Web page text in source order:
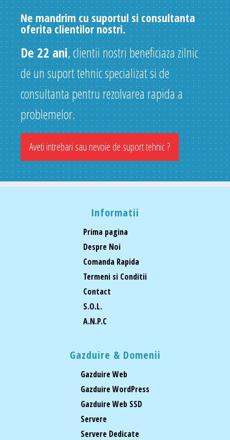
Ne mandrim cu suportul si consultanta
oferita clientilor nostri.
De 22 ani, clientii nostri beneficiaza zilnic
de un suport tehnic specializat si de
consultanta pentru rezolvarea rapida a
problemelor.
Aveti intrebari sau nevoie de suport tehnic ?
Informatii
Prima pagina
Despre Noi
Comanda Rapida
Termeni si Conditii
Contact
S.O.L.
A.N.P.C
Gazduire & Domenii
Gazduire Web
Gazduire WordPress
Gazduire Web SSD
Servere
Servere Dedicate